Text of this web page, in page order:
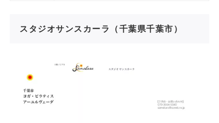
スタジオサンスカーラ（千葉県千葉市）